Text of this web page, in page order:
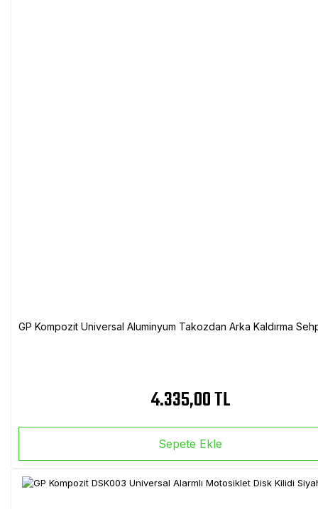
GP Kompozit Universal Aluminyum Takozdan Arka Kaldırma
4.335,00 TL
Sepete Ekle